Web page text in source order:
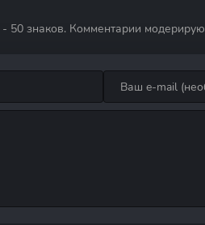
50 знаков. Комментарии